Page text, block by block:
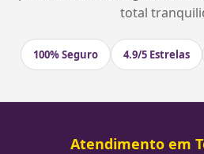
total
100% Seguro 4.9/5 Estrelas
Atendimento em